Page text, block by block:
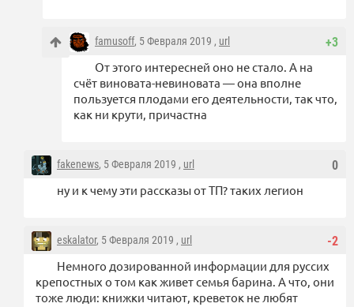
+3
famusoff, 5 Февраля 2019 , url
От этого интересней оно не стало. А на
счёт виновата-невиновата — она вполне
пользуется плодами его деятельности, так что,
как ни крути, причастна
0
fakenews, 5 Февраля 2019 , url
ну и к чему эти рассказы от ТП? таких легион
-2
eskalator, 5 Февраля 2019 , url
Немного дозированной информации для руссих
крепостных о том как живет семья барина. А что, они
тоже люди: книжки читают, креветок не любят